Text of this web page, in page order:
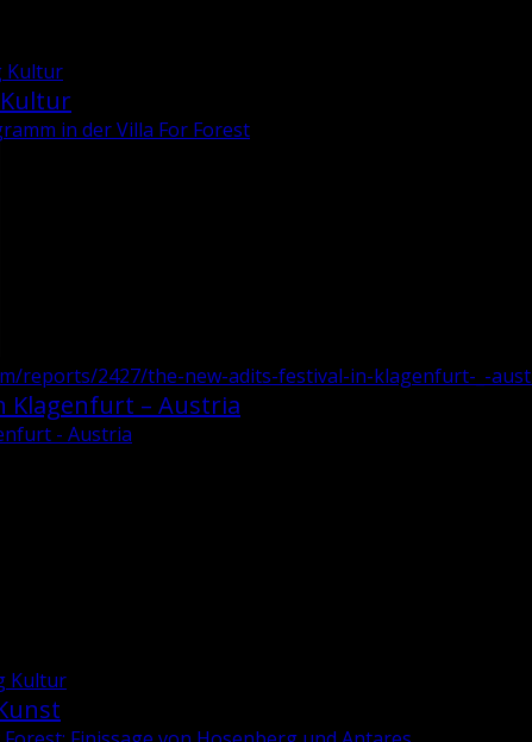
Kultur
in der Villa For Forest
reports/2427/the-new-adits-festival-in-klagenfurt-_-
Klagenfurt – Austria
- Austria
Kultur